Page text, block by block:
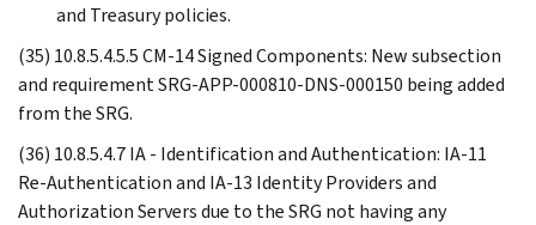
and Treasury policies.
(35) 10.8.5.4.5.5 CM-14 Signed Components: New subsection
and requirement SRG-APP-000810-DNS-000150 being added
from the SRG.
(36) 10.8.5.4.7 IA - Identification and Authentication: IA-11
Re-Authentication and IA-13 Identity Providers and
Authorization Servers due to the SRG not having any